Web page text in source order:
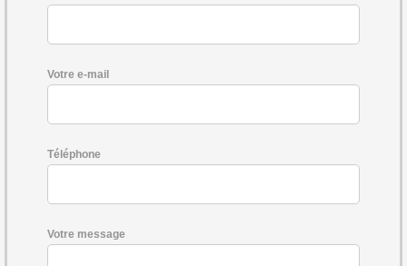
Votre e-mail
Téléphone
Votre message